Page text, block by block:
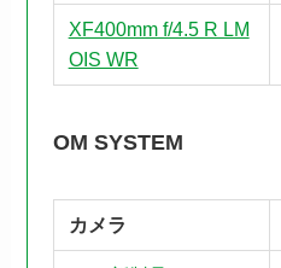
XF400mm f/4.5 R LM
OIS WR
OM SYSTEM
カメラ